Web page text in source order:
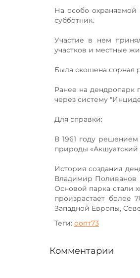
На особо
субботник.
Участие в нем
участков и местные
Была скошена сорная
Ранее на дендропарк
через систему
Для справки:
В 1961 году решением
природы «Акшуатский
История создания
Владимир Поливанов
Основой парка стали
произрастает более
Западной Европы,
Теги: оопт73
Комментарии